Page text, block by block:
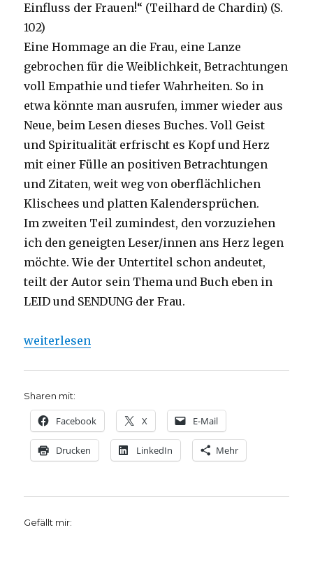
Einfluss der Frauen!“ (Teilhard de Chardin) (S.
102)
Eine Hommage an die Frau, eine Lanze
gebrochen für die Weiblichkeit, Betrachtungen
voll Empathie und tiefer Wahrheiten. So in
etwa könnte man ausrufen, immer wieder aus
Neue, beim Lesen dieses Buches. Voll Geist
und Spiritualität erfrischt es Kopf und Herz
mit einer Fülle an positiven Betrachtungen
und Zitaten, weit weg von oberflächlichen
Klischees und platten Kalendersprüchen.
Im zweiten Teil zumindest, den vorzuziehen
ich den geneigten Leser/innen ans Herz legen
möchte. Wie der Untertitel schon andeutet,
teilt der Autor sein Thema und Buch eben in
LEID und SENDUNG der Frau.
„Das geeinte und einende Wesen der Frau,
weiterlesen
Sharen mit:
Facebook X E-Mail
Drucken LinkedIn Mehr
Gefällt mir: